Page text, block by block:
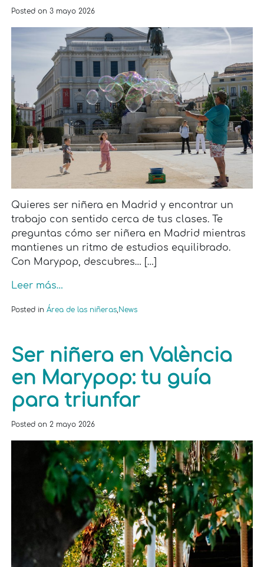
Posted on3 mayo 2026
Quieres ser niñera en Madrid y encontrar un
trabajo con sentido cerca de tus clases. Te
preguntas cómo ser niñera en Madrid mientras
mantienes un ritmo de estudios equilibrado.
Con Marypop, descubres… […]
Leer más…
Posted inÁrea de las niñeras, News
Ser niñera en València
en Marypop: tu guía
para triunfar
Posted on2 mayo 2026